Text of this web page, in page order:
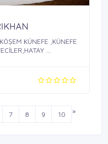
KÜNEFE ,KÜNEFE
...
7 8 9 10 »